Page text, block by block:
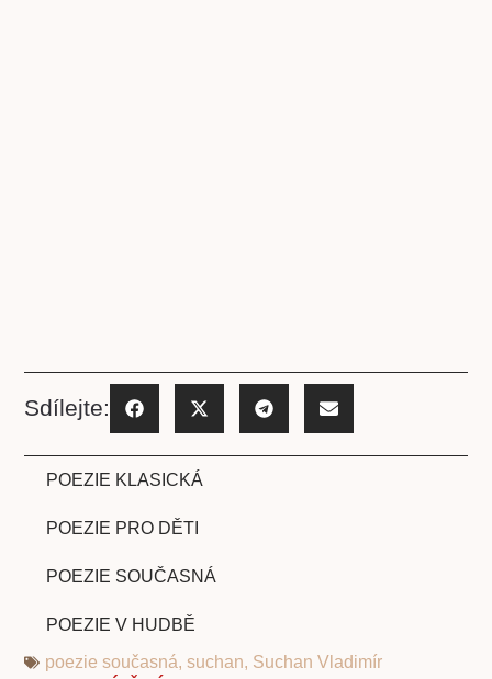
Sdílejte:
POEZIE KLASICKÁ
POEZIE PRO DĚTI
POEZIE SOUČASNÁ
POEZIE V HUDBĚ
poezie současná,suchan, Suchan Vladimír